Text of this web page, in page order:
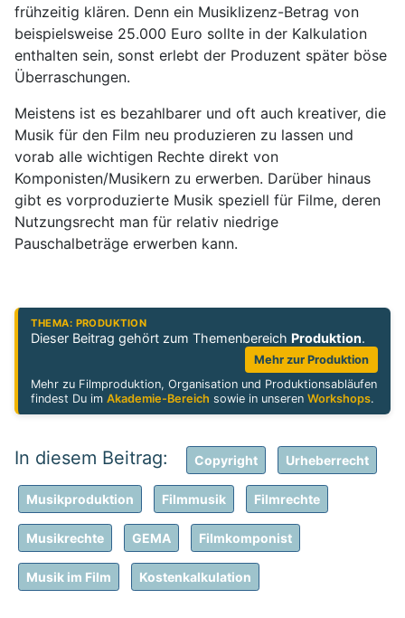
frühzeitig klären. Denn ein Musiklizenz-Betrag von
beispielsweise 25.000 Euro sollte in der Kalkulation
enthalten sein, sonst erlebt der Produzent später böse
Überraschungen.
Meistens ist es bezahlbarer und oft auch kreativer, die
Musik für den Film neu produzieren zu lassen und
vorab alle wichtigen Rechte direkt von
Komponisten/Musikern zu erwerben. Darüber hinaus
gibt es vorproduzierte Musik speziell für Filme, deren
Nutzungsrecht man für relativ niedrige
Pauschalbeträge erwerben kann.
THEMA: PRODUKTION
Dieser Beitrag gehört zum Themenbereich Produktion.
Mehr zur Produktion
Mehr zu Filmproduktion, Organisation und Produktionsabläufen
findest Du imAkademie-Bereich sowie in unserenWorkshops.
Copyright Urheberrecht
Musikproduktion Filmmusik Filmrechte
Musikrechte GEMA Filmkomponist
Musik im Film Kostenkalkulation